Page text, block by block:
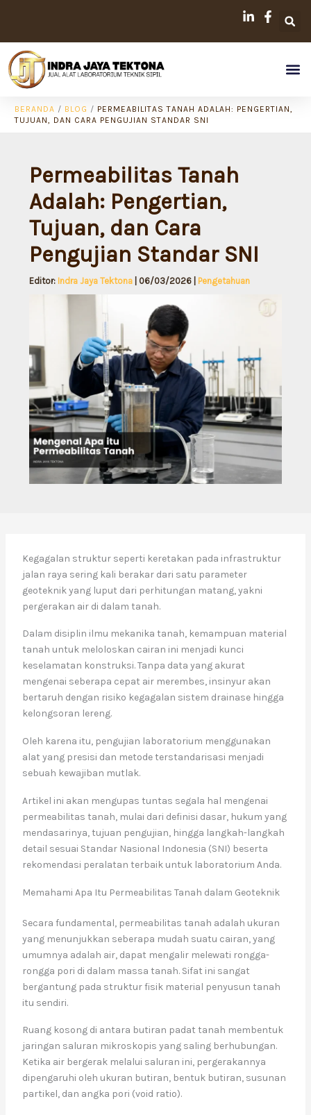
BERANDA / BLOG / PERMEABILITAS TANAH ADALAH: PENGERTIAN,
TUJUAN, DAN CARA PENGUJIAN STANDAR SNI
Permeabilitas Tanah
Adalah: Pengertian,
Tujuan, dan Cara
Pengujian Standar SNI
Editor: Indra Jaya Tektona 06/03/2026 Pengetahuan
Kegagalan struktur seperti keretakan pada infrastruktur
jalan raya sering kali berakar dari satu parameter
geoteknik yang luput dari perhitungan matang, yakni
pergerakan air di dalam tanah.
Dalam disiplin ilmu mekanika tanah, kemampuan material
tanah untuk meloloskan cairan ini menjadi kunci
keselamatan konstruksi. Tanpa data yang akurat
mengenai seberapa cepat air merembes, insinyur akan
bertaruh dengan risiko kegagalan sistem drainase hingga
kelongsoran lereng.
Oleh karena itu, pengujian laboratorium menggunakan
alat yang presisi dan metode terstandarisasi menjadi
sebuah kewajiban mutlak.
Artikel ini akan mengupas tuntas segala hal mengenai
permeabilitas tanah, mulai dari definisi dasar, hukum yang
mendasarinya, tujuan pengujian, hingga langkah-langkah
detail sesuai Standar Nasional Indonesia (SNI) beserta
rekomendasi peralatan terbaik untuk laboratorium Anda.
Memahami Apa Itu Permeabilitas Tanah dalam Geoteknik
Secara fundamental, permeabilitas tanah adalah ukuran
yang menunjukkan seberapa mudah suatu cairan, yang
umumnya adalah air, dapat mengalir melewati rongga-
rongga pori di dalam massa tanah. Sifat ini sangat
bergantung pada struktur fisik material penyusun tanah
itu sendiri.
Ruang kosong di antara butiran padat tanah membentuk
jaringan saluran mikroskopis yang saling berhubungan.
Ketika air bergerak melalui saluran ini, pergerakannya
dipengaruhi oleh ukuran butiran, bentuk butiran, susunan
partikel, dan angka pori (void ratio).